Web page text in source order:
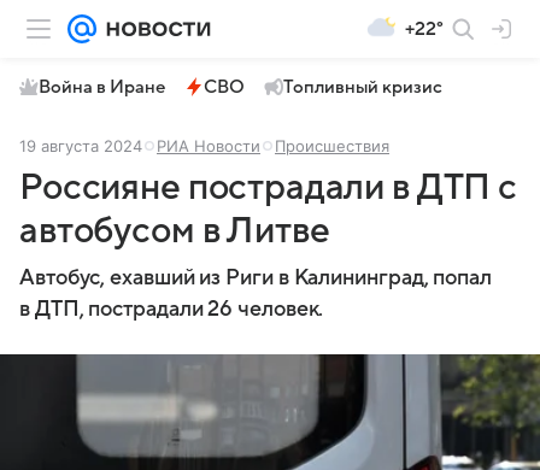
+22°
Война в Иране СВО Топливный кризис
19 августа 2024 РИА Новости Происшествия
Россияне пострадали в ДТП с
автобусом в Литве
Автобус, ехавший из Риги в Калининград, попал
в ДТП, пострадали 26 человек.